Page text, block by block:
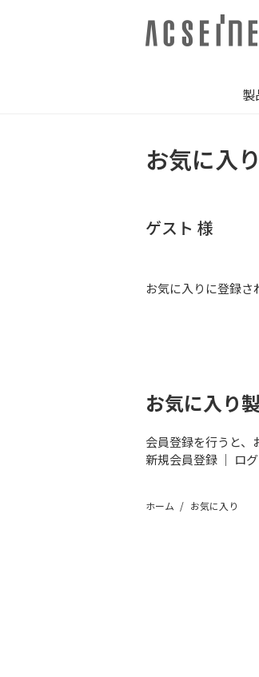
お気に入り
ゲスト 様
お気に入りに登録さ
お気に入り
会員登録を行うと、
新規会員登録 ｜ ロ
ホーム お気に入り